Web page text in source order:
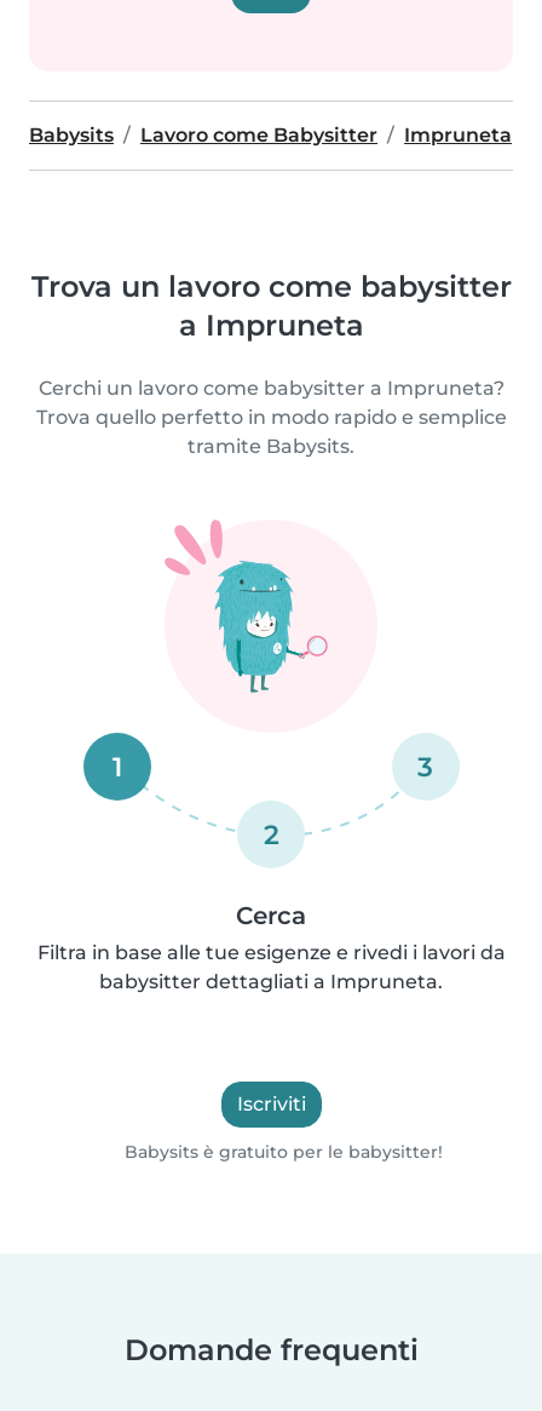
Babysits Lavoro come Babysitter Impruneta
Trova un lavoro come babysitter
a Impruneta
Cerchi un lavoro come babysitter a Impruneta?
Trova quello perfetto in modo rapido e semplice
tramite Babysits.
1
2
3
Cerca
Filtra in base alle tue esigenze e rivedi i lavori da
babysitter dettagliati a Impruneta.
Iscriviti
Babysits è gratuito per le babysitter!
Domande frequenti